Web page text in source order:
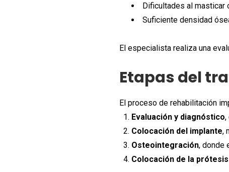
Dificultades al masticar
Suficiente densidad
El especialista realiza una
Etapas del
El proceso de rehabilitación
Evaluación y diagnóstico,
Colocación del implante,
Osteointegración, donde
Colocación de la